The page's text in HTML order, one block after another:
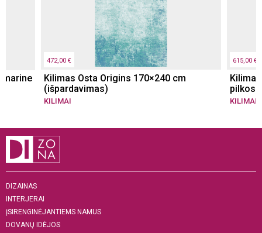
marine
472,00 €
Kilimas Osta Origins 170×240 cm
(išpardavimas)
KILIMAI
615,00 €
pilkos
KILIMAI
DIZAINAS
INTERJERAI
ĮSIRENGINĖJANTIEMS NAMUS
DOVANŲ IDĖJOS